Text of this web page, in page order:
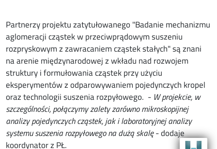
Partnerzy projektu zatytułowanego "Badanie mechanizmu
aglomeracji cząstek w przeciwprądowym suszeniu
rozpryskowym z zawracaniem cząstek stałych" są znani
na arenie międzynarodowej z wkładu nad rozwojem
struktury i formułowania cząstek przy użyciu
eksperymentów z odparowywaniem pojedynczych kropel
oraz technologii suszenia rozpyłowego. - W projekcie, w
szczególności, połączymy zalety zarówno mikroskopijnej
analizy pojedynczych cząstek, jak i laboratoryjnej analizy
systemu suszenia rozpyłowego na dużą skalę- dodaje
koordynator z PŁ.